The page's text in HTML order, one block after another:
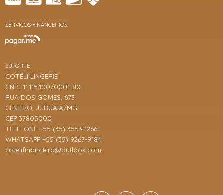
SERVIÇOS FINANCEIROS
SUPORTE
COTÉLI LINGERIE
CNPJ 11.115.100/0001-80
RUA DOS GOMES, 673
CENTRO, JURUAIA/MG
CEP 37805000
TELEFONE +55 (35) 3553-1266
WHATSAPP +55 (35) 9267-9184
cotelifinanceiro@outlook.com